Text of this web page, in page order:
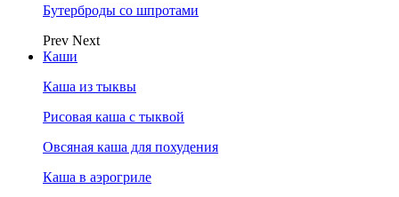
Бутерброды со шпротами
Prev Next
Каши
Каша из тыквы
Рисовая каша с тыквой
Овсяная каша для похудения
Каша в аэрогриле